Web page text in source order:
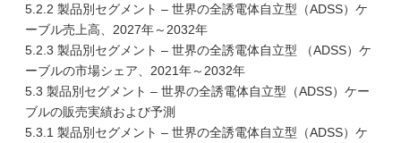
5.2.2 製品別セグメント – 世界の全誘電体自立型（ADSS）ケ
ーブル売上高、2027年～2032年
5.2.3 製品別セグメント – 世界の全誘電体自立型 （ADSS）ケ
ーブルの市場シェア、2021年～2032年
5.3 製品別セグメント – 世界の全誘電体自立型（ADSS）ケー
ブルの販売実績および予測
5.3.1 製品別セグメント – 世界の全誘電体自立型（ADSS）ケ